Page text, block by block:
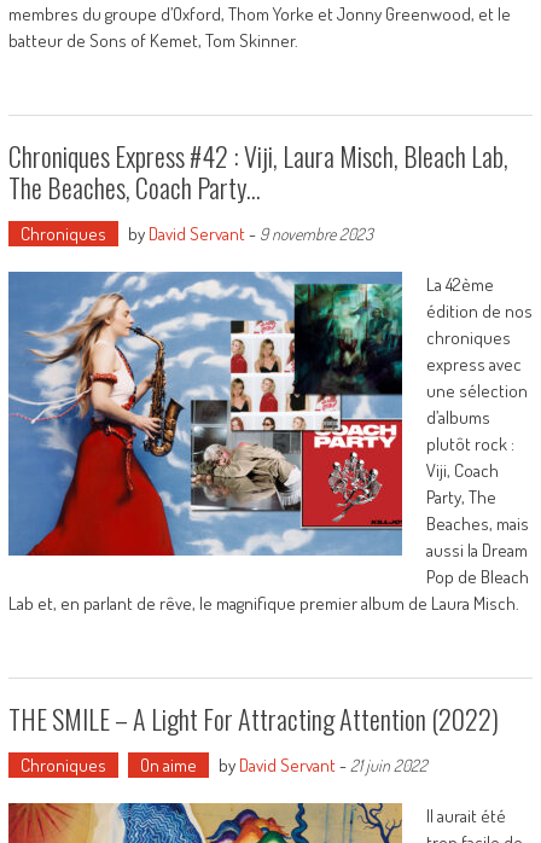
membres du groupe d’Oxford, Thom Yorke et Jonny Greenwood, et le
batteur de Sons of Kemet, Tom Skinner.
Chroniques Express #42 : Viji, Laura Misch, Bleach Lab,
The Beaches, Coach Party…
Chroniques by David Servant- 9 novembre 2023
La 42ème
édition de nos
chroniques
express avec
une sélection
d’albums
plutôt rock :
Viji, Coach
Party, The
Beaches, mais
aussi la Dream
Pop de Bleach
Lab et, en parlant de rêve, le magnifique premier album de Laura Misch.
THE SMILE – A Light For Attracting Attention (2022)
Chroniques On aime by David Servant- 21 juin 2022
Il aurait été